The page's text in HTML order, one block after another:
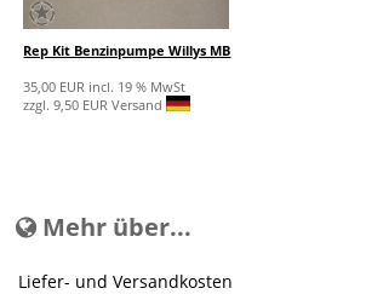
Rep Kit Benzinpumpe Willys MB
35,00 EUR incl. 19 % MwSt
zzgl. 9,50 EUR Versand
Mehr über...
Liefer- und Versandkosten